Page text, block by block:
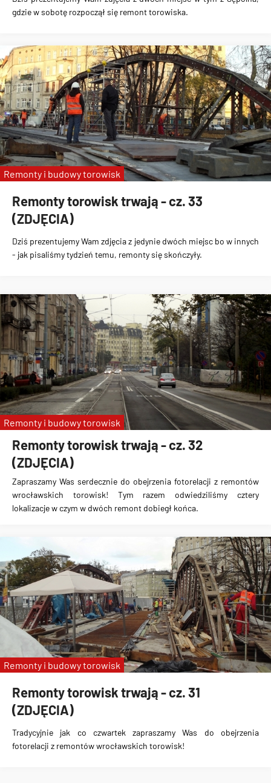
gdzie w sobotę rozpoczął się remont torowiska.
Remonty torowisk trwają - cz. 33
(ZDJĘCIA)
Dziś prezentujemy Wam zdjęcia z jedynie dwóch miejsc bo w innych
- jak pisaliśmy tydzień temu, remonty się skończyły.
Remonty i budowy torowisk
Remonty torowisk trwają - cz. 32
(ZDJĘCIA)
Zapraszamy Was serdecznie do obejrzenia fotorelacji z remontów
wrocławskich torowisk! Tym razem odwiedziliśmy cztery
lokalizacje w czym w dwóch remont dobiegł końca.
Remonty i budowy torowisk
Remonty torowisk trwają - cz. 31
(ZDJĘCIA)
Tradycyjnie jak co czwartek zapraszamy Was do obejrzenia
fotorelacji z remontów wrocławskich torowisk!
Remonty i budowy torowisk